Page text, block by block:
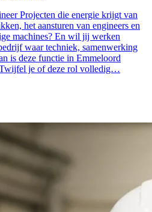
Projecten die energie krijgt van
het aansturen van engineers en
machines? En wil jij werken
waar techniek, samenwerking
is deze functie in Emmeloord
je of deze rol volledig…